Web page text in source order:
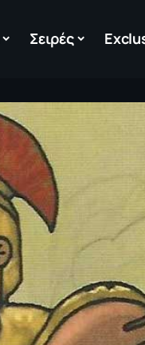
Σειρές